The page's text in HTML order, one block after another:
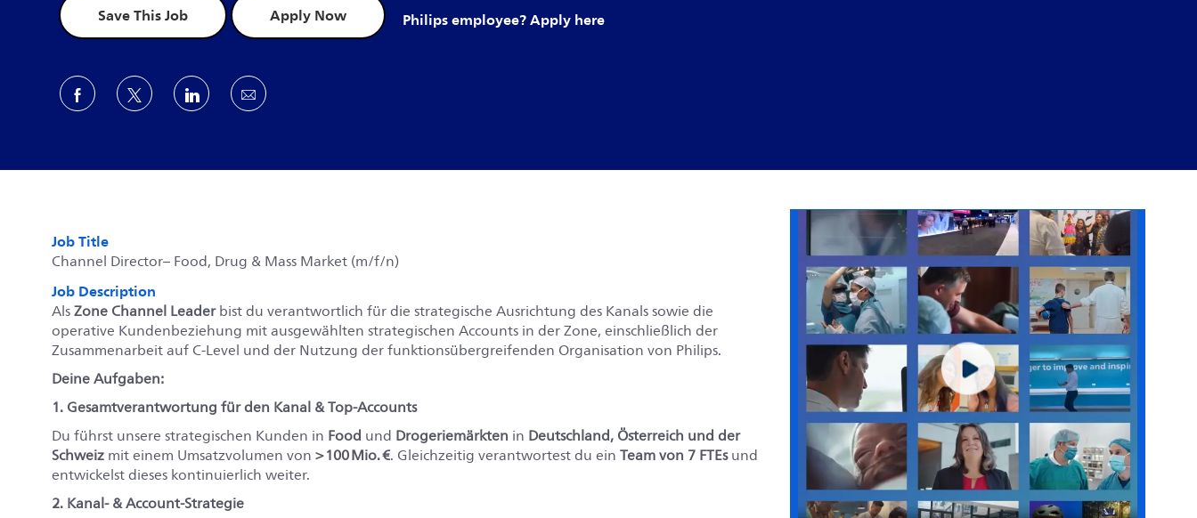
Save This Job Apply Now Philips employee? Apply here
Share via Facebook
Share via twitterShare via LinkedIn
Share via email
Job Title
Channel Director– Food, Drug & Mass Market (m/f/n)
Job Description
AlsZone Channel Leaderbist du verantwortlich für die strategische Ausrichtung des Kanals sowie die
operative Kundenbeziehung mit ausgewählten strategischen Accounts in der Zone, einschließlich der
Zusammenarbeit auf C-Level und der Nutzung der funktionsübergreifenden Organisation von Philips.
Deine Aufgaben:
1. Gesamtverantwortung für den Kanal & Top‑Accounts
Du führst unsere strategischen Kunden in Food und Drogeriemärkten in Deutschland, Österreich und der
Schweizmit einem Umsatzvolumen von>100Mio.€. Gleichzeitig verantwortest du einTeam von 7 FTEsund
entwickelst dieses kontinuierlich weiter.
2. Kanal‑ & Account‑Strategie